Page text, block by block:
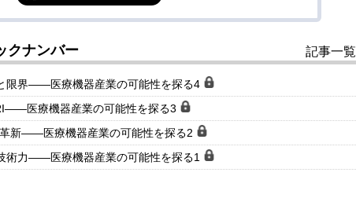
クナンバー 記事一覧
限界――医療機器産業の可能性を探る4
医療機器産業の可能性を探る3
新――医療機器産業の可能性を探る2
術力――医療機器産業の可能性を探る1